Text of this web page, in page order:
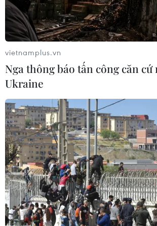
Liban và Israel nối lại đàm phán trực
tiếp về giải giáp Hezbollah
04/08/2026 14:56
Israel và Hội đồng Hòa bình thảo
luận giải giáp vũ khí tại Gaza
04/08/2026 05:06
Iran đề xuất thành lập liên minh an
ninh giữa các nước Hồi giáo trong
khu vực
04/08/2026 03:21
vietnamplus.vn
Nga thông báo tấn công căn cứ
Ukraine